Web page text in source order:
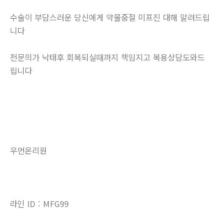
수술이 부담스러운 당신에게 약물중절 미프진 대해 알려드립
니다
전문의가 낙태후 회복되실때까지 책임지고 복용상담도와드
립니다
우먼온리원
라인 ID : MFG99